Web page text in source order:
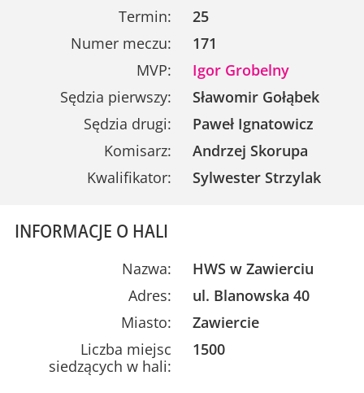
Termin:
25
Numer meczu:
171
MVP:
Igor Grobelny
Sędzia pierwszy:
Sławomir Gołąbek
Sędzia drugi:
Paweł Ignatowicz
Komisarz:
Andrzej Skorupa
Kwalifikator:
Sylwester Strzylak
INFORMACJE O HALI
Nazwa:
HWS w Zawierciu
Adres:
ul. Blanowska 40
Miasto:
Zawiercie
Liczba miejsc
siedzących w hali:
1500